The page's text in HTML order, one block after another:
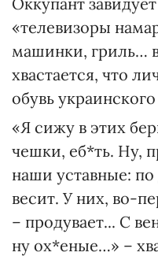
«телевизоры
машинки, гриль…
хвастается, что
обувь
«Я сижу в этих
чешки, еб*ть. Ну,
наши уставные:
весит. У них, во-
– продувает... С
ну ох*еные…» –